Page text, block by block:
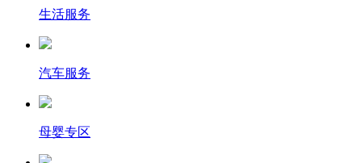
生活服务
汽车服务
母婴专区